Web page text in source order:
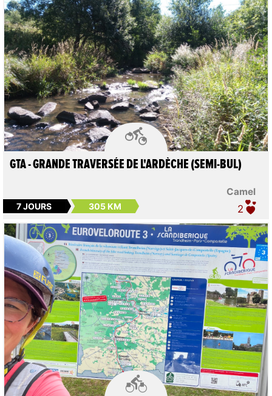

Camel
GTA - GRANDE TRAVERSÉE DE L'ARDÈCHE (SEMI-BUL)
7 JOURS 305 KM 2
